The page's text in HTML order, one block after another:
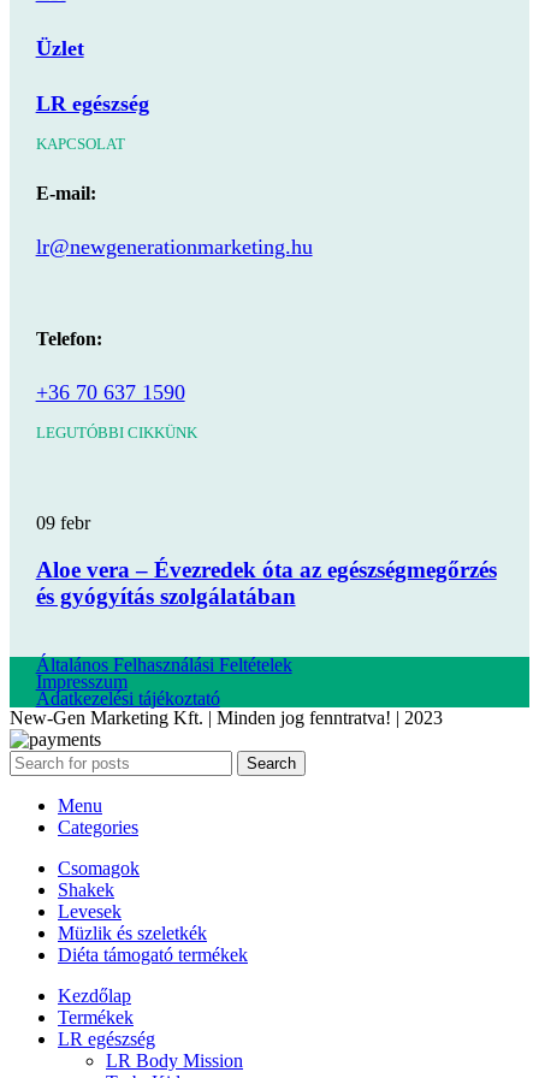
Üzlet
LR egészség
KAPCSOLAT
E-mail:
lr@newgenerationmarketing.hu
Telefon:
+36 70 637 1590
LEGUTÓBBI CIKKÜNK
09 febr
Aloe vera – Évezredek óta az egészségmegőrzés
és gyógyítás szolgálatában
Általános Felhasználási Feltételek
Impresszum
Adatkezelési tájékoztató
New-Gen Marketing Kft. | Minden jog fenntratva! | 2023
Search
Menu
Categories
Csomagok
Shakek
Levesek
Müzlik és szeletkék
Diéta támogató termékek
Kezdőlap
Termékek
LR egészség
LR Body Mission